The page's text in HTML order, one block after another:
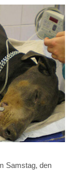
Samstag, den